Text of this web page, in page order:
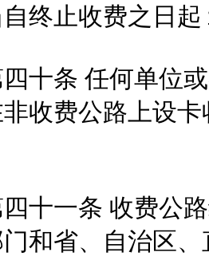
终止收费之日
条 任何单位或
收费公路上设
一条 收费公路
和省、自治区